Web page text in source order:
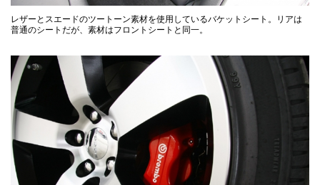
レザーとスエードのツートーン素材を使用しているバケットシート。リアは
普通のシートだが、素材はフロントシートと同一。